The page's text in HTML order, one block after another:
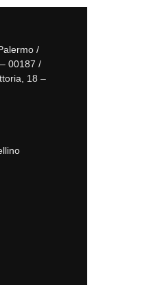
/
00187 /
18 –